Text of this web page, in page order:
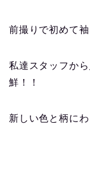
前撮りで初めて
私達スタッフか
鮮！！
新しい色と柄に